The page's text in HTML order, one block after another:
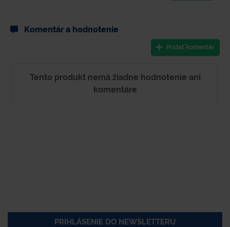
Komentár a hodnotenie
Pridať komentár
Tento produkt nemá žiadne hodnotenie ani
komentáre
PRIHLÁSENIE DO NEWSLETTERU